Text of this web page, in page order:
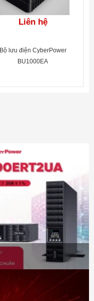
Liên hệ
Bộ lưu điện CyberPower
BU1000EA